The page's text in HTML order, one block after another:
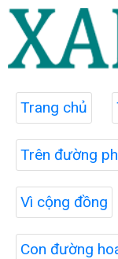
Trang chủ
Trên đường
Vì cộng đồng
Con đường